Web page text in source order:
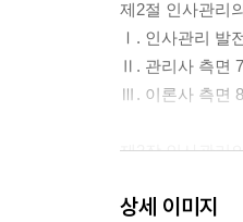
제2절 인사관리
Ⅰ. 인사관리 발
Ⅱ. 관리사 측면 7
Ⅲ. 이론사 측면 8
제2장 인사관리
Ⅱ. 인사관리의 연
상세 이미지